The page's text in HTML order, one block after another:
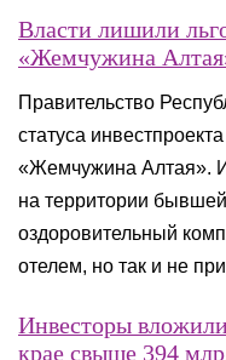
Власти лишили
«Жемчужина
Правительство
статуса
«Жемчужина Алтая».
на территории
оздоровительный
отелем, но так и не
Инвесторы
крае свыше 394